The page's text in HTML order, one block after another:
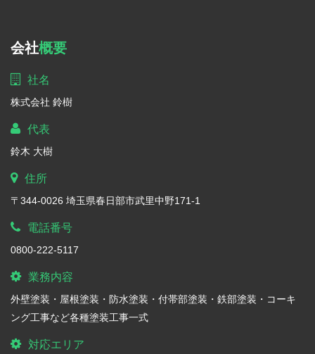
会社概要
社名
株式会社 鈴樹
代表
鈴木 大樹
住所
〒344-0026 埼玉県春日部市武里中野171-1
電話番号
0800-222-5117
業務内容
外壁塗装・屋根塗装・防水塗装・付帯部塗装・鉄部塗装・コーキ
ング工事など各種塗装工事一式
対応エリア